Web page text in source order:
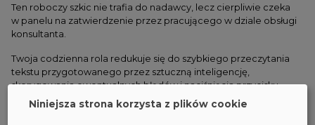
Ten roboczy szkic nie trafia do nadawcy, lecz cierpliwie czeka
w panelu na zatwierdzenie przez pracującego w dziale obsługi
konsultanta.
Twoja codzienna rola redukuje się do szybkiego przeczytania
tekstu przygotowanego przez sztuczną inteligencję,
skorygowania ewentualnych błędów i naciśnięcia przycisku
„Wyślij”.
Niniejsza strona korzysta z plików cookie